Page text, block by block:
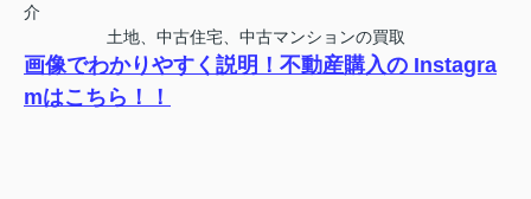
介
土地、中古住宅、中古マンションの買取
画像でわかりやすく説明！不動産購入の Instagra
mはこちら！！